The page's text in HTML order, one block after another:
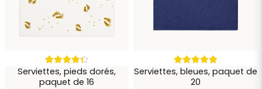
Envoyer la question
Serviettes, pieds dorés,
paquet de 16
Serviettes, bleues, paquet de
20